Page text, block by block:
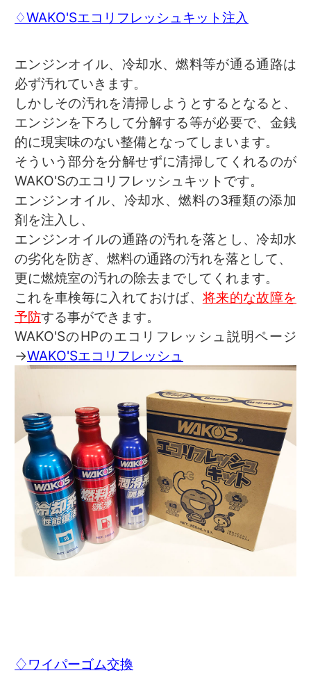
♢WAKO'Sエコリフレッシュキット注入
エンジンオイル、冷却水、燃料等が通る通路は
必ず汚れていきます。
しかしその汚れを清掃しようとするとなると、
エンジンを下ろして分解する等が必要で、金銭
的に現実味のない整備となってしまいます。
そういう部分を分解せずに清掃してくれるのが
WAKO'Sのエコリフレッシュキットです。
エンジンオイル、冷却水、燃料の3種類の添加
剤を注入し、
エンジンオイルの通路の汚れを落とし、冷却水
の劣化を防ぎ、燃料の通路の汚れを落として、
更に燃焼室の汚れの除去までしてくれます。
これを車検毎に入れておけば、 将来的な故障を
予防する事ができます。
WAKO'SのHPのエコリフレッシュ説明ページ
→WAKO'Sエコリフレッシュ
♢ワイパーゴム交換